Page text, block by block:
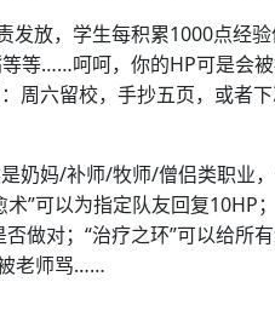
发放，学生每积累1000点经
等……呵呵，你的HP可是会
周六留校，手抄五页，或者
奶妈/补师/牧师/僧侣类职业
”可以为指定队友回复10HP
做对；“治疗之环”可以给所
老师骂……